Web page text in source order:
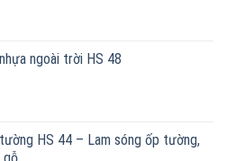
ngoài trời HS 48
HS 44 – Lam sóng ốp tường,
gỗ